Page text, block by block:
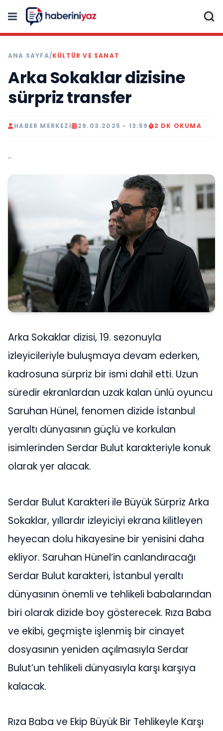
ANA SAYFA/KÜLTÜR VE SANAT
Arka Sokaklar dizisine
sürpriz transfer
HABER MERKEZI 29.03.2025 - 13:59 2 DK OKUMA
..
Arka Sokaklar dizisi, 19. sezonuyla
izleyicileriyle buluşmaya devam ederken,
kadrosuna sürpriz bir ismi dahil etti. Uzun
süredir ekranlardan uzak kalan ünlü oyuncu
Saruhan Hünel, fenomen dizide İstanbul
yeraltı dünyasının güçlü ve korkulan
isimlerinden Serdar Bulut karakteriyle konuk
olarak yer alacak.
Serdar Bulut Karakteri ile Büyük Sürpriz Arka
Sokaklar, yıllardır izleyiciyi ekrana kilitleyen
heyecan dolu hikayesine bir yenisini daha
ekliyor. Saruhan Hünel’in canlandıracağı
Serdar Bulut karakteri, İstanbul yeraltı
dünyasının önemli ve tehlikeli babalarından
biri olarak dizide boy gösterecek. Rıza Baba
ve ekibi, geçmişte işlenmiş bir cinayet
dosyasının yeniden açılmasıyla Serdar
Bulut’un tehlikeli dünyasıyla karşı karşıya
kalacak.
Rıza Baba ve Ekip Büyük Bir Tehlikeyle Karşı